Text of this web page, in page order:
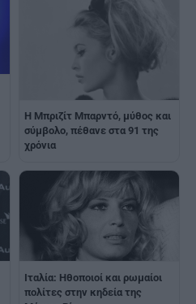
H Μπριζίτ Μπαρντό, μύθος και
σύμβολο, πέθανε στα 91 της
χρόνια
Ιταλία: Ηθοποιοί και ρωμαίοι
πολίτες στην κηδεία της